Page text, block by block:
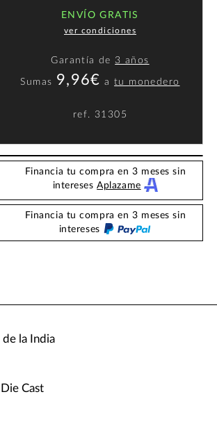
ENVÍO GRATIS
ver condiciones
Garantía de 3 años
Sumas 9,96€ atu monedero
ref. 31305
Financia tu compra en 3 meses sin
interesesAplazame
Financia tu compra en 3 meses sin
intereses
de la India
Cast